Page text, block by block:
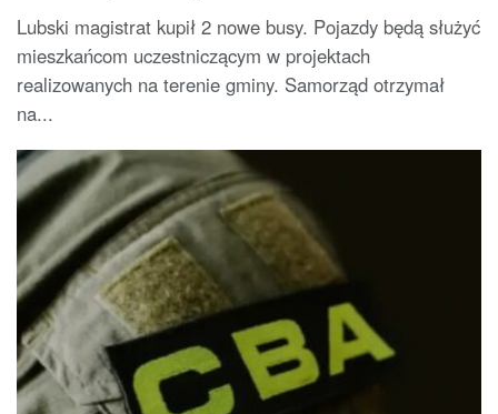
Lubski magistrat kupił 2 nowe busy. Pojazdy będą służyć
mieszkańcom uczestniczącym w projektach
realizowanych na terenie gminy. Samorząd otrzymał
na...